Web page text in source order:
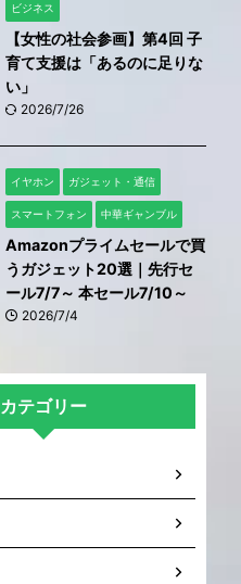
ビジネス
【女性の社会参画】第4回 子
育て支援は「あるのに足りな
い」
2026/7/26
イヤホン ガジェット・通信
スマートフォン 中華ギャンブル
Amazonプライムセールで買
うガジェット20選｜先行セ
ール7/7～ 本セール7/10～
2026/7/4
カテゴリー